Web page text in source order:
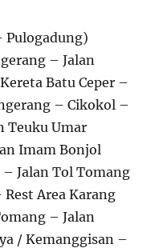
Pulogadung)
– Jalan
Batu Ceper –
– Cikokol –
Teuku Umar
Imam Bonjol
Jalan Tol Tomang
Area Karang
– Jalan
/ Kemanggisan –